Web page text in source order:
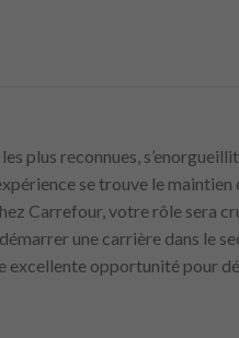
les plus reconnues,
se trouve le maintien
Carrefour, votre rôle sera
une carrière dans le
excellente opportunité pour